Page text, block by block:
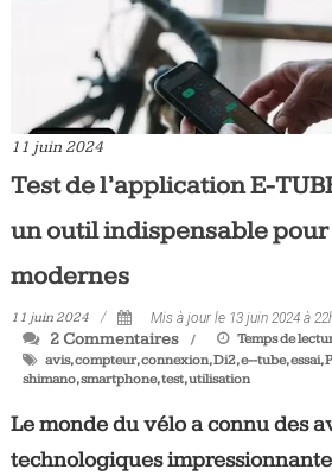
11 juin 2024
Test de l’application E-
un outil indispensable
modernes
11 juin 2024 Mis à jour le 13 juin 2024 à
2 Commentaires Temps de
avis,compteur,connexion,Di2,e--tube,essai,
shimano,smartphone,test,utilisation
Le monde du vélo a connu des
technologiques